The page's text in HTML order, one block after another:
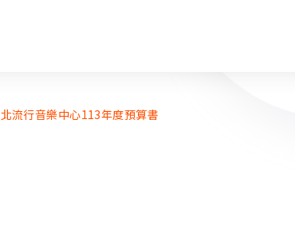
流行音樂中心113年度預算書